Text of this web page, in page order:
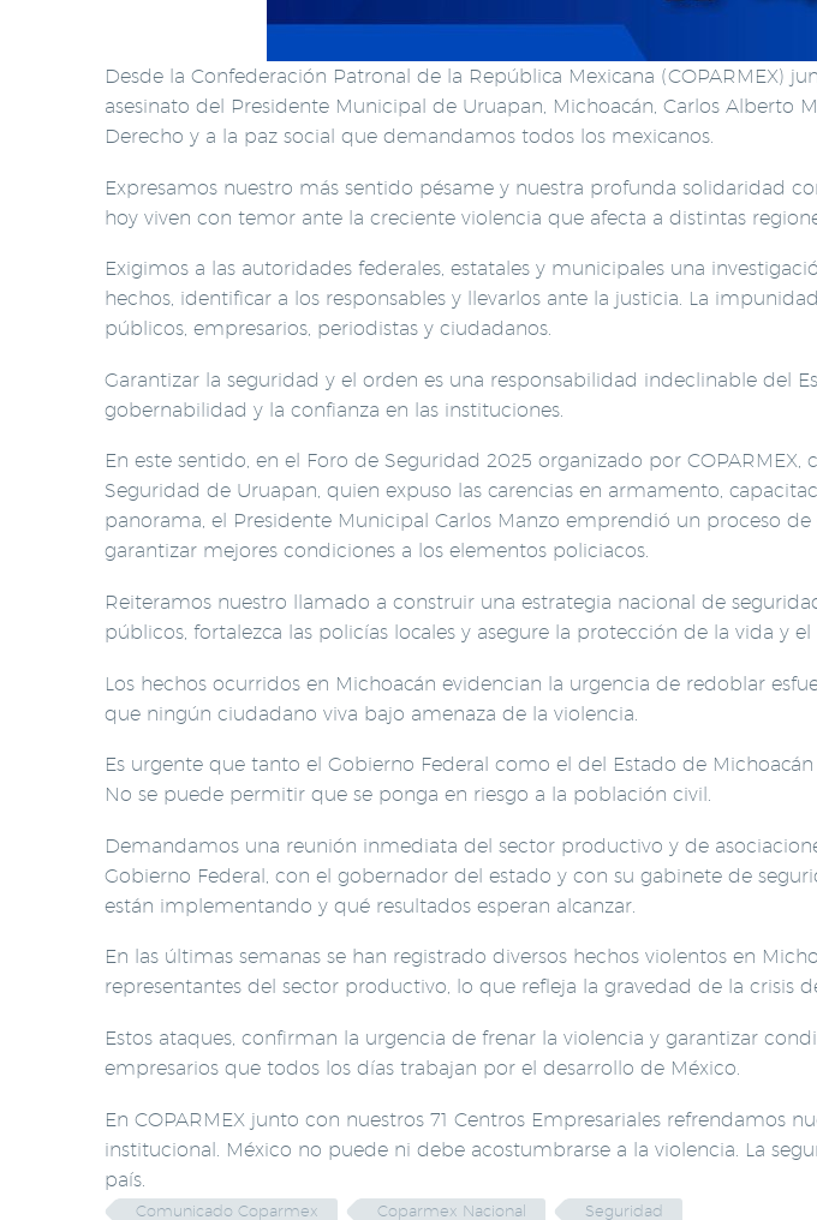
Desde la Confederación Patronal de la República Mexicana (COPARMEX)
asesinato del Presidente Municipal de Uruapan, Michoacán, Carlos
Derecho y a la paz social que demandamos todos los mexicanos.
Expresamos nuestro más sentido pésame y nuestra profunda solidaridad
hoy viven con temor ante la creciente violencia que afecta a distintas
Exigimos a las autoridades federales, estatales y municipales una
hechos, identificar a los responsables y llevarlos ante la justicia. La
públicos, empresarios, periodistas y ciudadanos.
Garantizar la seguridad y el orden es una responsabilidad indeclinable del
gobernabilidad y la confianza en las instituciones.
En este sentido, en el Foro de Seguridad 2025 organizado por
Seguridad de Uruapan, quien expuso las carencias en armamento,
panorama, el Presidente Municipal Carlos Manzo emprendió un proceso
garantizar mejores condiciones a los elementos policiacos.
Reiteramos nuestro llamado a construir una estrategia nacional de
públicos, fortalezca las policías locales y asegure la protección de la vida y
Los hechos ocurridos en Michoacán evidencian la urgencia de redoblar
que ningún ciudadano viva bajo amenaza de la violencia.
Es urgente que tanto el Gobierno Federal como el del Estado de
No se puede permitir que se ponga en riesgo a la población civil.
Demandamos una reunión inmediata del sector productivo y de
Gobierno Federal, con el gobernador del estado y con su gabinete de
están implementando y qué resultados esperan alcanzar.
En las últimas semanas se han registrado diversos hechos violentos en
representantes del sector productivo, lo que refleja la gravedad de la crisis
Estos ataques, confirman la urgencia de frenar la violencia y garantizar
empresarios que todos los días trabajan por el desarrollo de México.
En COPARMEX junto con nuestros 71 Centros Empresariales
institucional. México no puede ni debe acostumbrarse a la violencia. La
país.
Comunicado Coparmex Coparmex Nacional Seguridad